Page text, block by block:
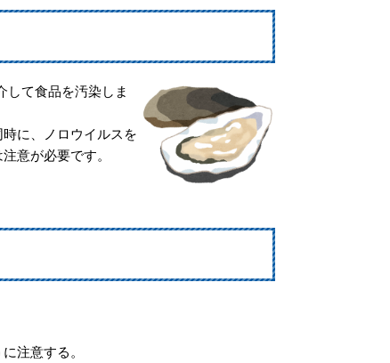
して食品を汚染しま
に、ノロウイルスを
意が必要です。
注意する。